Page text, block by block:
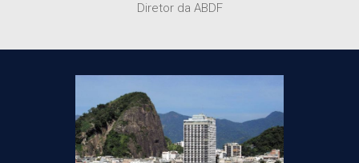
Diretor da ABDF